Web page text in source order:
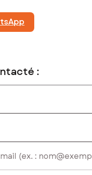
LEJEUNE, Tél.
- EI -
de Agen sous le
: